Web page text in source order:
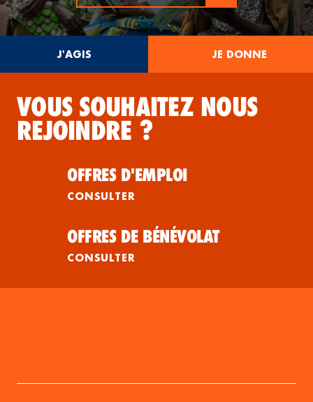
J'AGIS JE DONNE
VOUS SOUHAITEZ NOUS
REJOINDRE ?
OFFRES D'EMPLOI
CONSULTER
OFFRES DE BÉNÉVOLAT
CONSULTER